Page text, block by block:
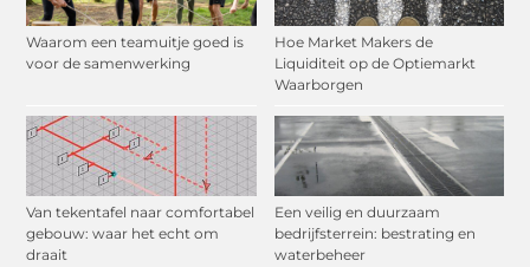
Waarom een teamuitje goed is
voor de samenwerking
Hoe Market Makers de
Liquiditeit op de Optiemarkt
Waarborgen
Van tekentafel naar comfortabel
gebouw: waar het echt om
draait
Een veilig en duurzaam
bedrijfsterrein: bestrating en
waterbeheer